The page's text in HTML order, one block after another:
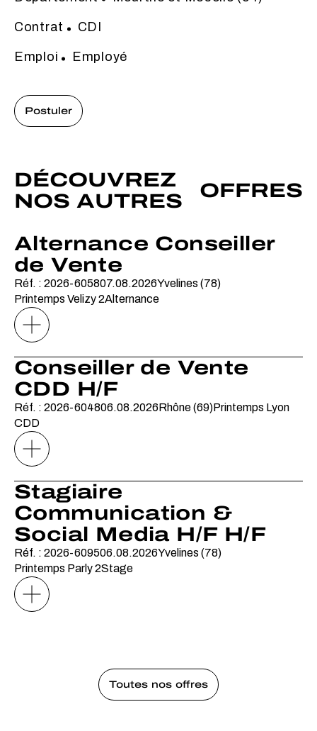
Contrat CDI
Emploi Employé
Postuler
DÉCOUVREZ
NOS AUTRES
OFFRES
Alternance Conseiller
de Vente
Réf. : 2026-605807.08.2026Yvelines (78)
Printemps Velizy 2Alternance
Conseiller de Vente
CDD H/F
Réf. : 2026-604806.08.2026Rhône (69)Printemps Lyon
CDD
Stagiaire
Communication &
Social Media H/F H/F
Réf. : 2026-609506.08.2026Yvelines (78)
Printemps Parly 2Stage
Toutes nos offres